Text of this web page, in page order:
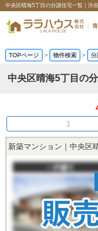
中央区晴海5丁目の分譲住宅一覧｜渋
TOPページ > 物件検索 > 分
中央区晴海5丁目の
1
新築マンション｜中央区